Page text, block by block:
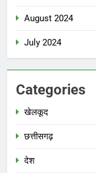
August 2024
July 2024
Categories
खेलकूद
छत्तीसगढ़
देश